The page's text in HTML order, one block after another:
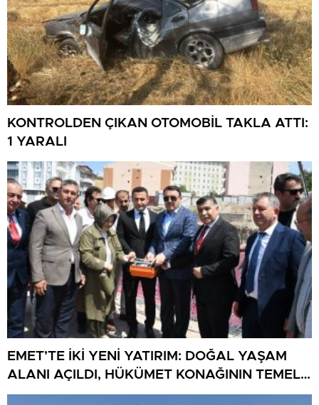
KONTROLDEN ÇIKAN OTOMOBİL TAKLA ATTI:
1 YARALI
EMET’TE İKİ YENİ YATIRIM: DOĞAL YAŞAM
ALANI AÇILDI, HÜKÜMET KONAĞININ TEMELİ
ATILDI